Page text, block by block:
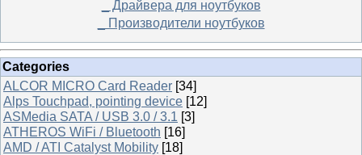
_ Драйвера для ноутбуков
_ Производители ноутбуков
Categories
ALCOR MICRO Card Reader [34]
Alps Touchpad, pointing device [12]
ASMedia SATA / USB 3.0 / 3.1 [3]
ATHEROS WiFi / Bluetooth [16]
AMD / ATI Catalyst Mobility [18]